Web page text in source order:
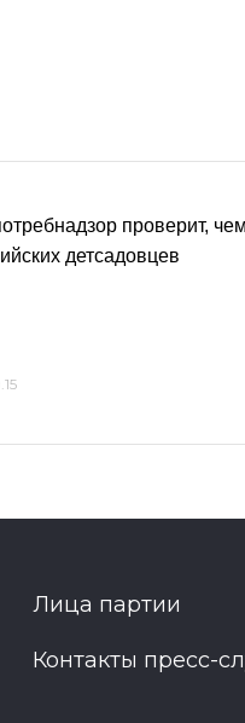
проверит,
детсадовцев
Лица партии
Контакты пресс-